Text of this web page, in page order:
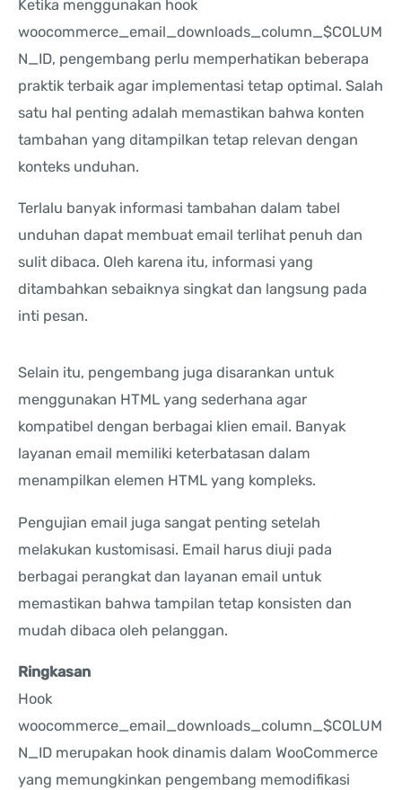
Ketika menggunakan hook
woocommerce_email_downloads_column_$COLUM
N_ID, pengembang perlu memperhatikan beberapa
praktik terbaik agar implementasi tetap optimal. Salah
satu hal penting adalah memastikan bahwa konten
tambahan yang ditampilkan tetap relevan dengan
konteks unduhan.
Terlalu banyak informasi tambahan dalam tabel
unduhan dapat membuat email terlihat penuh dan
sulit dibaca. Oleh karena itu, informasi yang
ditambahkan sebaiknya singkat dan langsung pada
inti pesan.
Selain itu, pengembang juga disarankan untuk
menggunakan HTML yang sederhana agar
kompatibel dengan berbagai klien email. Banyak
layanan email memiliki keterbatasan dalam
menampilkan elemen HTML yang kompleks.
Pengujian email juga sangat penting setelah
melakukan kustomisasi. Email harus diuji pada
berbagai perangkat dan layanan email untuk
memastikan bahwa tampilan tetap konsisten dan
mudah dibaca oleh pelanggan.
Ringkasan
Hook
woocommerce_email_downloads_column_$COLUM
N_ID merupakan hook dinamis dalam WooCommerce
yang memungkinkan pengembang memodifikasi